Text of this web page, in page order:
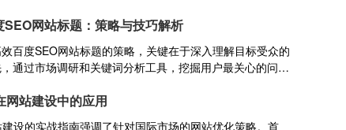
整，以提升用户体验和搜索引擎的抓取效率；技术层面的
链接和社交媒体推广，提升网站的权威性和知名度。综合
著提升网站在百度搜索引擎中的排名和流量。
网站标题：策略与技巧解析
百度SEO网站标题的策略，关键在于深入理解目标受众的
通过市场调研和关键词分析工具，挖掘用户最关心的问题
、承诺等，提升标题的点击吸引力。同时，保持标题的简
网站建设中的应用
设的实战指南强调了针对国际市场的网站优化策略。首